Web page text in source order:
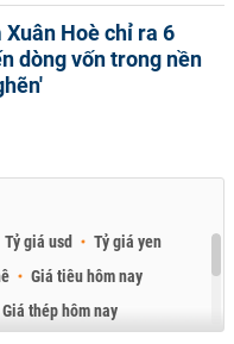
Hoè chỉ ra 6
dòng vốn trong nền
Tỷ giá usd
Tỷ giá yen
Giá tiêu hôm nay
Giá thép hôm nay